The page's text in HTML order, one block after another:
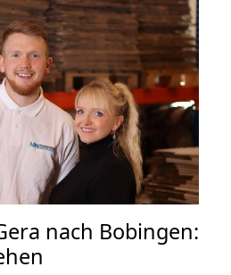
nach Bobingen: